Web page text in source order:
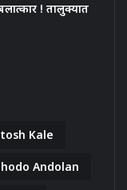
! तालुक्यात
Kale
Andolan